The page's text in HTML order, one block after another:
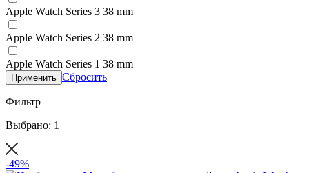
Apple Watch Series 3 38 mm
Apple Watch Series 2 38 mm
Apple Watch Series 1 38 mm
Применить Сбросить
Фильтр
Выбрано: 1
-49%